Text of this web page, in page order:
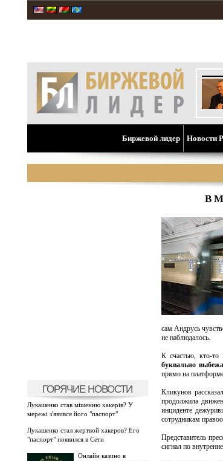
Биржевой лидер Новости
ГОРЯЧИЕ НОВОСТИ
Лукашенко став мішенню хакерів? У
мережі з'явився його "паспорт"
Лукашенко стал жертвой хакеров? Его
"паспорт" появился в Сети
Онлайн казино в
В
сам Андрусь
не наблюдалось.
К счастью, кто-то
буквально
прямо на
Кликунов
продолжила
инциденте
сотрудникам
Представитель
сигнал по